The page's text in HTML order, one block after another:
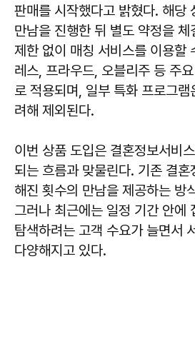
판매를 시작했다고 밝혔다. 해당
만남을 진행한 뒤 별도 약정을
제한 없이 매칭 서비스를 이용할
레스, 프라우드, 오블리주 등 주
로 적용되며, 일부 특화 프로그
려해 제외된다.
이번 상품 도입은 결혼정보서비
되는 흐름과 맞물린다. 기존 결혼
해진 횟수의 만남을 제공하는 방
그러나 최근에는 일정 기간 안에
탐색하려는 고객 수요가 늘면서
다양해지고 있다.